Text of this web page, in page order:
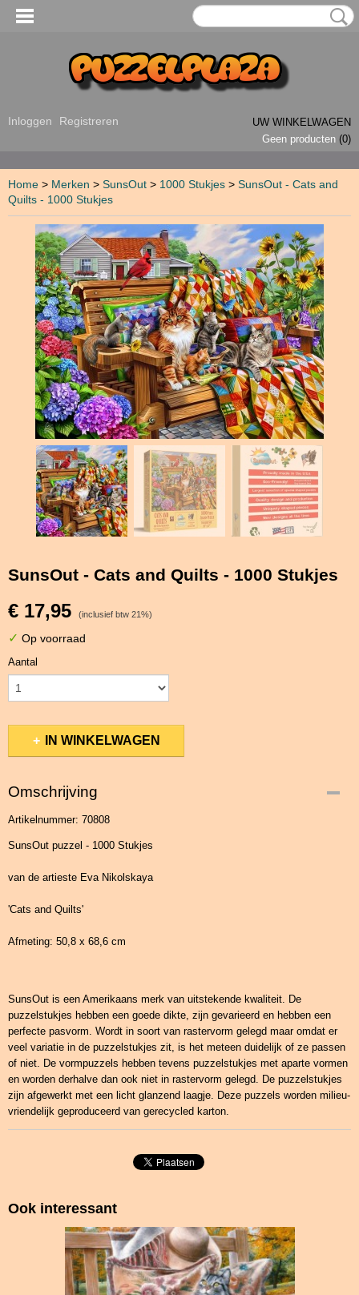
Inloggen Registreren
UW WINKELWAGEN
Geen producten (0)
Home > Merken > SunsOut > 1000 Stukjes > SunsOut - Cats and
Quilts - 1000 Stukjes
SunsOut - Cats and Quilts - 1000 Stukjes
€ 17,95 (inclusief btw 21%)
✓ Op voorraad
Aantal
IN WINKELWAGEN
Omschrijving
Artikelnummer: 70808
SunsOut puzzel - 1000 Stukjes
van de artieste Eva Nikolskaya
'Cats and Quilts'
Afmeting: 50,8 x 68,6 cm
SunsOut is een Amerikaans merk van uitstekende kwaliteit. De
puzzelstukjes hebben een goede dikte, zijn gevarieerd en hebben een
perfecte pasvorm. Wordt in soort van rastervorm gelegd maar omdat er
veel variatie in de puzzelstukjes zit, is het meteen duidelijk of ze passen
of niet. De vormpuzzels hebben tevens puzzelstukjes met aparte vormen
en worden derhalve dan ook niet in rastervorm gelegd. De puzzelstukjes
zijn afgewerkt met een licht glanzend laagje. Deze puzzels worden milieu-
vriendelijk geproduceerd van gerecycled karton.
Ook interessant